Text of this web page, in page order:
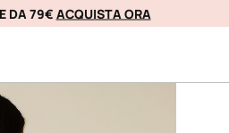
KLARNA
DA 79€ ACQUISTA ORA